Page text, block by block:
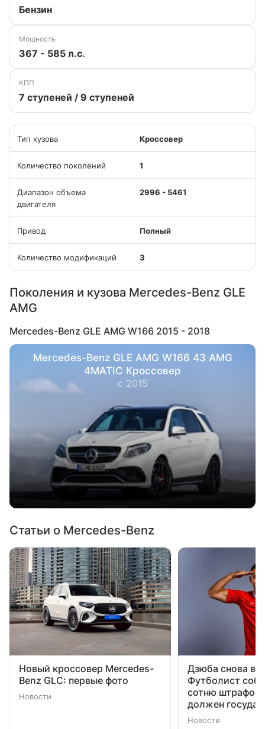
Бензин
Мощность
367 - 585 л.с.
КПП
7 ступеней / 9 ступеней
Тип кузова Кроссовер
Количество поколений 1
Диапазон объема
двигателя
2996 - 5461
Привод Полный
Количество модификаций 3
Поколения и кузова Mercedes-Benz GLE
AMG
Mercedes-Benz GLE AMG W166 2015 - 2018
Mercedes-Benz GLE AMG W166 43 AMG
4MATIC Кроссовер
с 2015
Статьи о Mercedes-Benz
Новый кроссовер Mercedes-
Benz GLC: первые фото
Новости
Дзюба снова в
Футболист
сотню штрафов
должен
Новости